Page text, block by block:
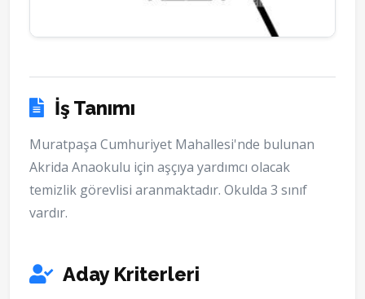
İş Tanımı
Muratpaşa Cumhuriyet Mahallesi'nde bulunan
Akrida Anaokulu için aşçıya yardımcı olacak
temizlik görevlisi aranmaktadır. Okulda 3 sınıf
vardır.
Aday Kriterleri